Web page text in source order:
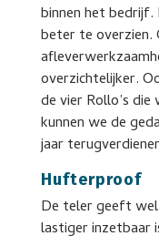
binnen het
beter te overzien.
overzichtelijker.
de vier Rollo’s
kunnen we de
jaar
Hufterproof
De teler geeft
lastiger inzetbaar